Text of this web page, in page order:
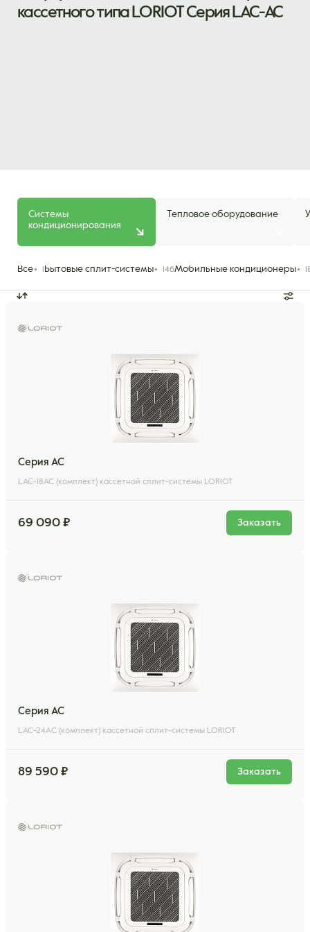
кассетного типа LORIOT Серия LAC-AC
Системы
кондиционирования
Тепловое оборудование
Все Бытовые сплит-системы 146Мобильные кондиционеры
Серия AC
LAC-18AC (комплект) кассетной сплит-системы LORIOT
69 090 ₽ Заказать
Серия AC
LAC-24AС (комплект) кассетной сплит-системы LORIOT
89 590 ₽ Заказать